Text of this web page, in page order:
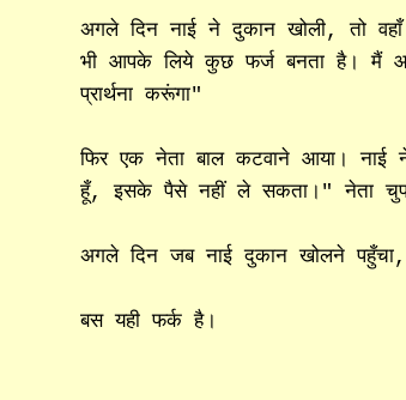
अगले दिन नाई ने दुकान खोली, तो
भी आपके लिये कुछ फर्ज बनता है। मैं
प्रार्थना करूंगा"
फिर एक नेता बाल कटवाने आया।
हूँ, इसके पैसे नहीं ले सकता।" नेता
अगले दिन जब नाई दुकान खोलने
बस यही फर्क है।